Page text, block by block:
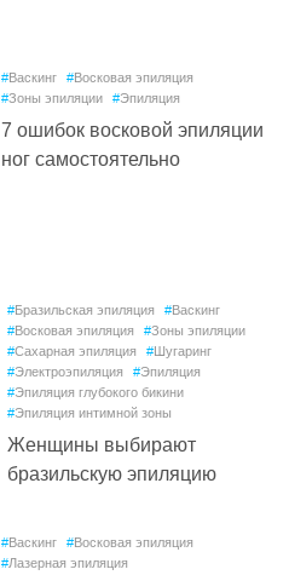
#Васкинг #Восковая эпиляция
#Зоны эпиляции #Эпиляция
7 ошибок восковой эпиляции
ног самостоятельно
#Бразильская эпиляция #Васкинг
#Восковая эпиляция #Зоны эпиляции
#Сахарная эпиляция #Шугаринг
#Электроэпиляция #Эпиляция
#Эпиляция глубокого бикини
#Эпиляция интимной зоны
Женщины выбирают
бразильскую эпиляцию
#Васкинг #Восковая эпиляция
#Лазерная эпиляция